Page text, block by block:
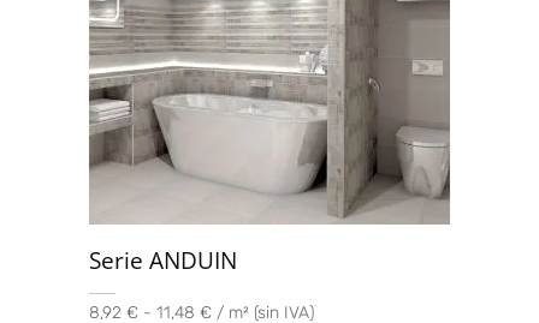
Serie ANDUIN
8,92 € - 11,48 € / m² (sin IVA)